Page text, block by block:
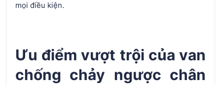
mọi điều kiện.
Ưu điểm vượt trội của van
chống chảy ngược chân